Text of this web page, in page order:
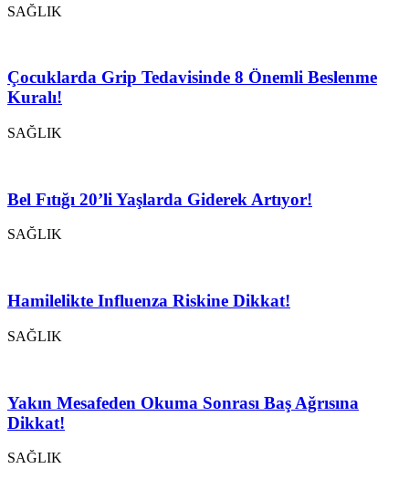
SAĞLIK
Çocuklarda Grip Tedavisinde 8 Önemli Beslenme
Kuralı!
SAĞLIK
Bel Fıtığı 20’li Yaşlarda Giderek Artıyor!
SAĞLIK
Hamilelikte Influenza Riskine Dikkat!
SAĞLIK
Yakın Mesafeden Okuma Sonrası Baş Ağrısına
Dikkat!
SAĞLIK